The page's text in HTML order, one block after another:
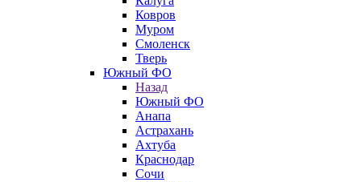
Ковров
Муром
Смоленск
Тверь
Южный ФО
Назад
Южный ФО
Анапа
Астрахань
Ахтуба
Краснодар
Сочи